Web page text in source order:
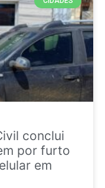
conclui
por furto
em